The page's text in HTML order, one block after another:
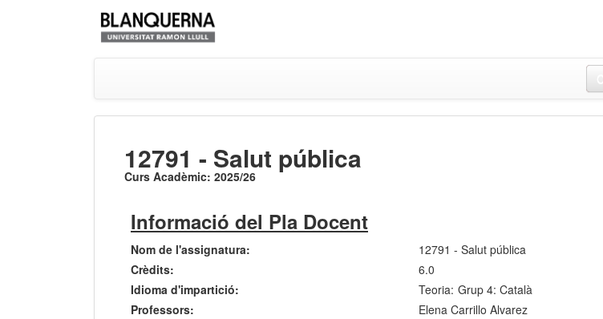
12791 - Salut pública
Curs Acadèmic: 2025/26
Informació del Pla Docent
Nom de l'assignatura:
12791 - Salut pública
Crèdits:
6.0
Idioma d'impartició:
Teoria: Grup 4: Català
Professors:
Elena Carrillo Alvarez